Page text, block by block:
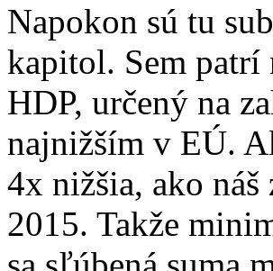
Napokon sú tu
kapitol. Sem patrí
HDP, určený na
najnižším v EÚ.
4x nižšia, ako
2015. Takže